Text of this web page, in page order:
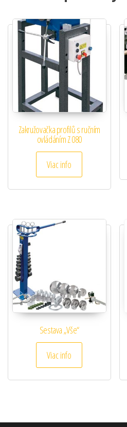
Zakružovačka profilů s ručním
ovládáním Z 080
Viac info
Sestava „Vše“
Viac info